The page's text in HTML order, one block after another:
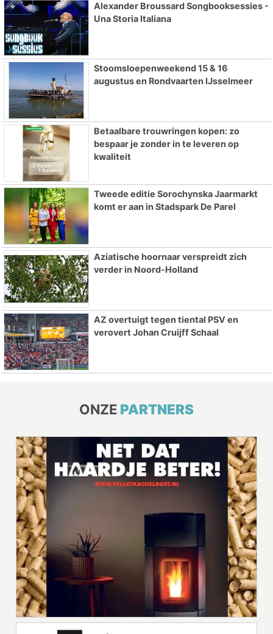
Alexander Broussard Songbooksessies -
Una Storia Italiana
Stoomsloepenweekend 15 & 16
augustus en Rondvaarten IJsselmeer
Betaalbare trouwringen kopen: zo
bespaar je zonder in te leveren op
kwaliteit
Tweede editie Sorochynska Jaarmarkt
komt er aan in Stadspark De Parel
Aziatische hoornaar verspreidt zich
verder in Noord-Holland
AZ overtuigt tegen tiental PSV en
verovert Johan Cruijff Schaal
ONZE PARTNERS